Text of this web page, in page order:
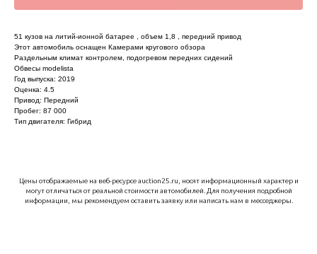
51 кузов на литий-ионной батарее , объем 1,8 , передний привод
Этот автомобиль оснащен Камерами кругового обзора
Раздельным климат контролем, подогревом передних сидений
Обвесы modelista
Год выпуска: 2019
Оценка: 4.5
Привод: Передний
Пробег: 87 000
Тип двигателя: Гибрид
Цены отображаемые на веб-ресурсе auction25.ru, носят информационный характер и
могут отличаться от реальной стоимости автомобилей. Для получения подробной
информации, мы рекомендуем оставить заявку или написать нам в месседжеры.